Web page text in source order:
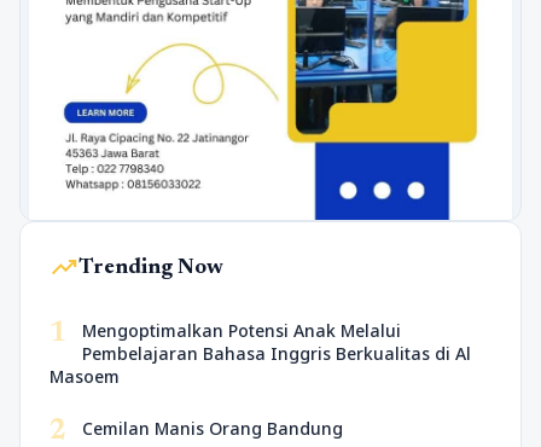
trending_upTrending Now
1
Mengoptimalkan Potensi Anak Melalui
Pembelajaran Bahasa Inggris Berkualitas di Al
Masoem
2 Cemilan Manis Orang Bandung